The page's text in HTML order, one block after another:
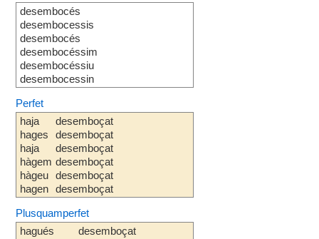
desembocés
desembocessis
desembocés
desembocéssim
desembocéssiu
desembocessin
Perfet
haja
hages
haja
hàgem
hàgeu
hagen
desemboçat
desemboçat
desemboçat
desemboçat
desemboçat
desemboçat
Plusquamperfet
hagués
desemboçat